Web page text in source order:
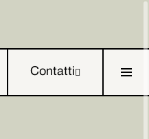
Contatti